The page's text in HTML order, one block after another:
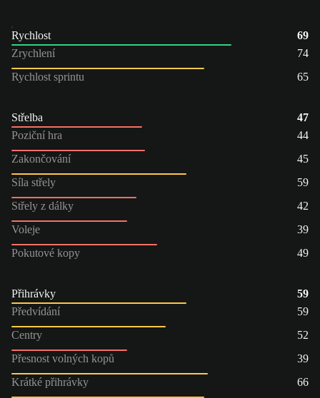
Rychlost
69
Zrychlení
74
Rychlost sprintu
65
Střelba
47
Poziční hra
44
Zakončování
45
Síla střely
59
Střely z dálky
42
Voleje
39
Pokutové kopy
49
Přihrávky
59
Předvídání
59
Centry
52
Přesnost volných kopů
39
Krátké přihrávky
66